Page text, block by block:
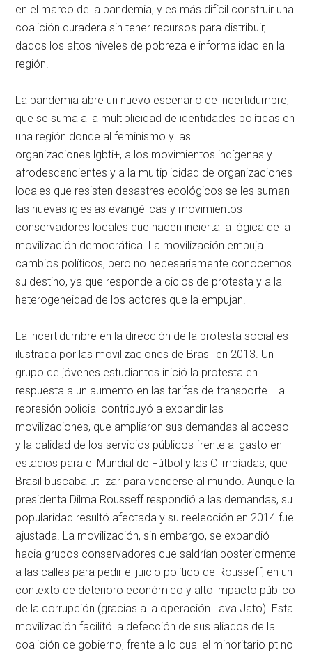
en el marco de la pandemia, y es más difícil construir una
coalición duradera sin tener recursos para distribuir,
dados los altos niveles de pobreza e informalidad en la
región.
La pandemia abre un nuevo escenario de incertidumbre,
que se suma a la multiplicidad de identidades políticas en
una región donde al feminismo y las
organizaciones lgbti+, a los movimientos indígenas y
afrodescendientes y a la multiplicidad de organizaciones
locales que resisten desastres ecológicos se les suman
las nuevas iglesias evangélicas y movimientos
conservadores locales que hacen incierta la lógica de la
movilización democrática. La movilización empuja
cambios políticos, pero no necesariamente conocemos
su destino, ya que responde a ciclos de protesta y a la
heterogeneidad de los actores que la empujan.
La incertidumbre en la dirección de la protesta social es
ilustrada por las movilizaciones de Brasil en 2013. Un
grupo de jóvenes estudiantes inició la protesta en
respuesta a un aumento en las tarifas de transporte. La
represión policial contribuyó a expandir las
movilizaciones, que ampliaron sus demandas al acceso
y la calidad de los servicios públicos frente al gasto en
estadios para el Mundial de Fútbol y las Olimpíadas, que
Brasil buscaba utilizar para venderse al mundo. Aunque la
presidenta Dilma Rousseff respondió a las demandas, su
popularidad resultó afectada y su reelección en 2014 fue
ajustada. La movilización, sin embargo, se expandió
hacia grupos conservadores que saldrían posteriormente
a las calles para pedir el juicio político de Rousseff, en un
contexto de deterioro económico y alto impacto público
de la corrupción (gracias a la operación Lava Jato). Esta
movilización facilitó la defección de sus aliados de la
coalición de gobierno, frente a lo cual el minoritario pt no